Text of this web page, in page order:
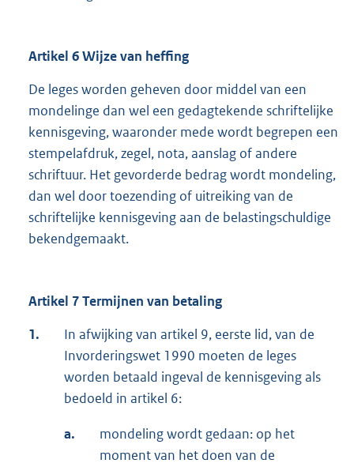
Artikel 6 Wijze van heffing
De leges worden geheven door middel van een
mondelinge dan wel een gedagtekende schriftelijke
kennisgeving, waaronder mede wordt begrepen een
stempelafdruk, zegel, nota, aanslag of andere
schriftuur. Het gevorderde bedrag wordt mondeling,
dan wel door toezending of uitreiking van de
schriftelijke kennisgeving aan de belastingschuldige
bekendgemaakt.
Artikel 7 Termijnen van betaling
1.
In afwijking van artikel 9, eerste lid, van de
Invorderingswet 1990 moeten de leges
worden betaald ingeval de kennisgeving als
bedoeld in artikel 6:
a.
mondeling wordt gedaan: op het
moment van het doen van de